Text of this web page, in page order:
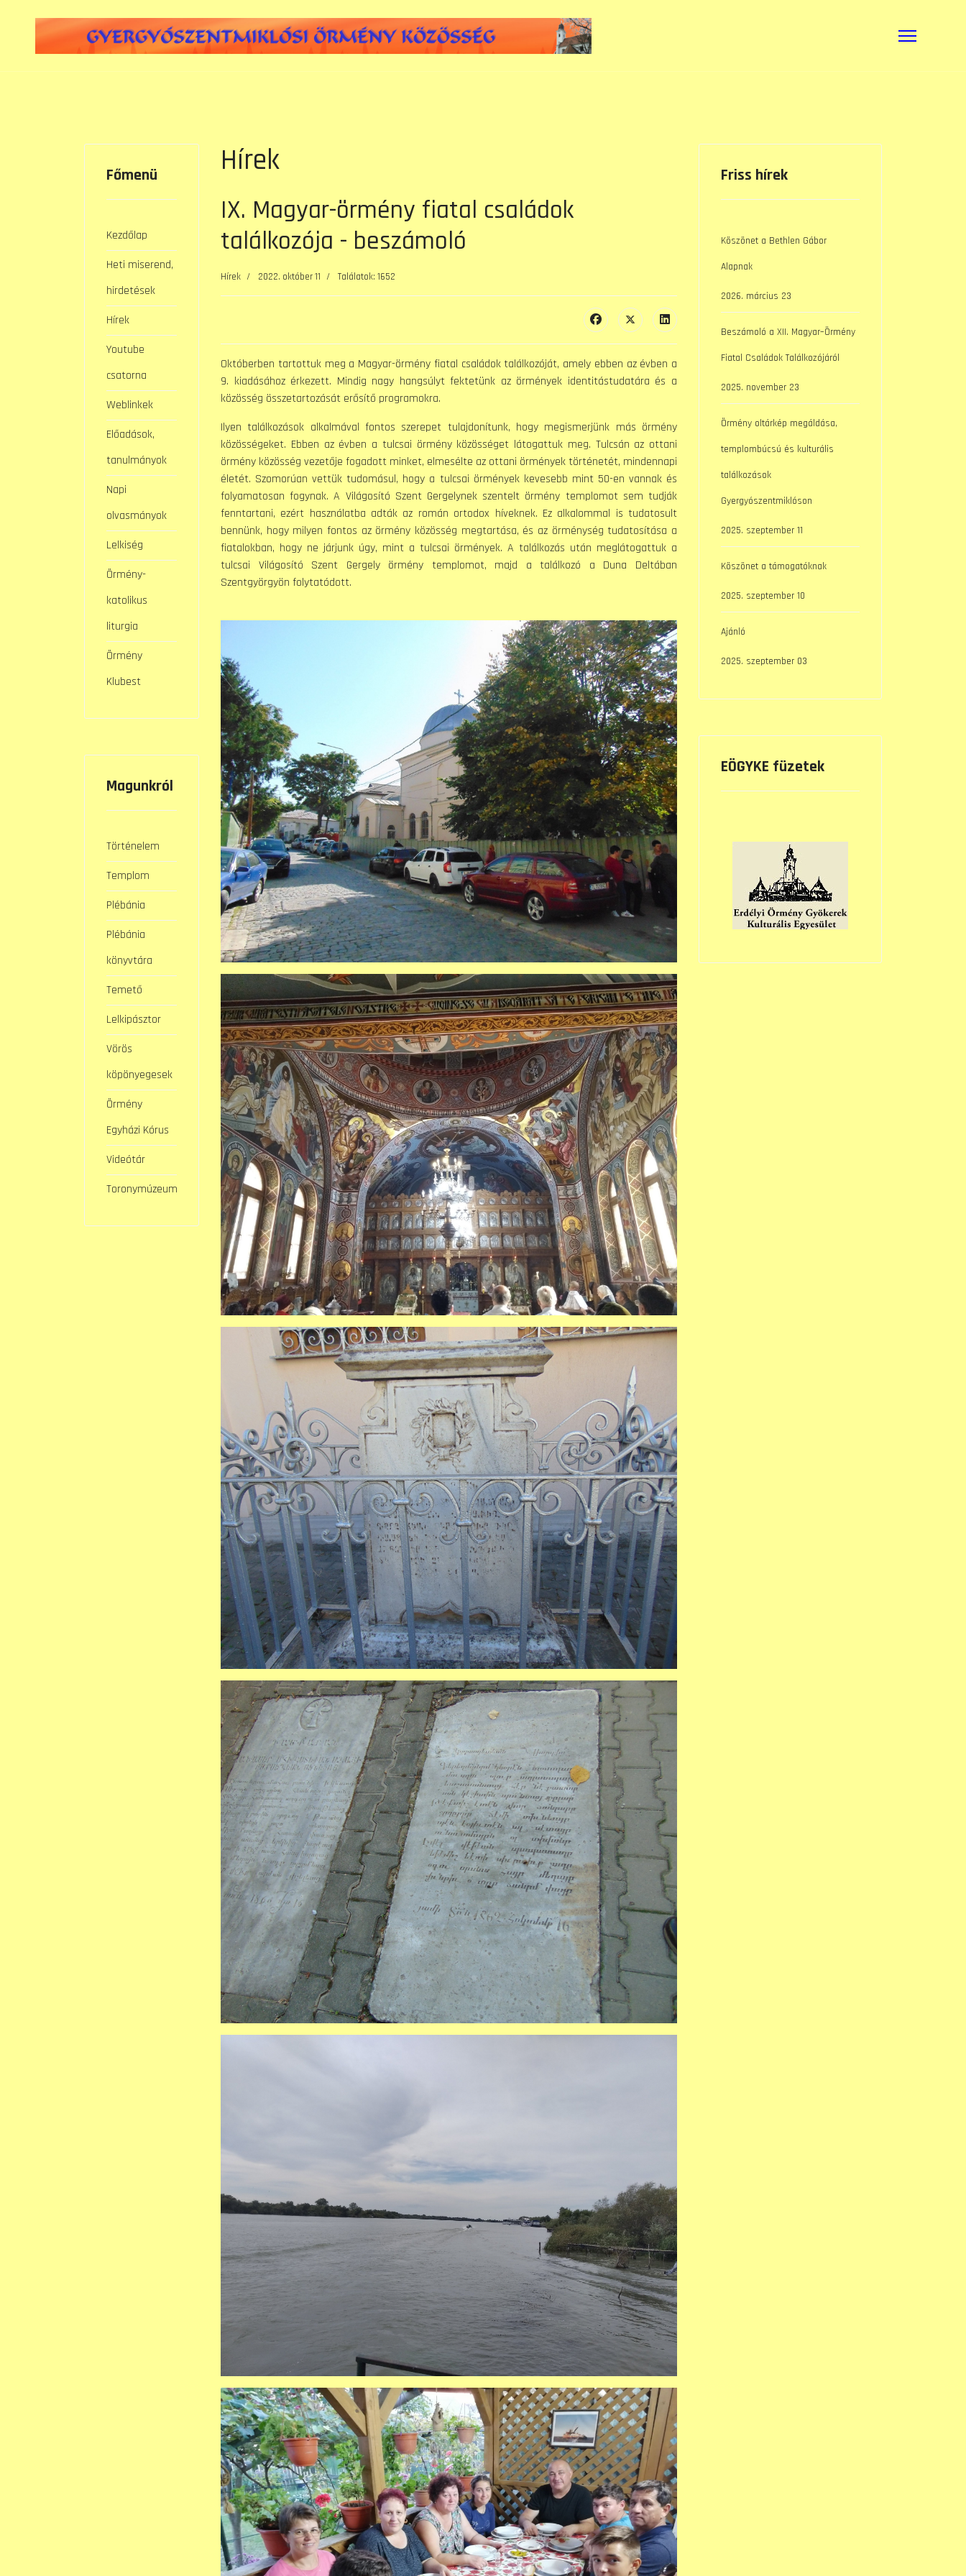
Főmenü
Kezdőlap
Heti miserend,
hirdetések
Hírek
Youtube
csatorna
Weblinkek
Előadások,
tanulmányok
Napi
olvasmányok
Lelkiség
Örmény-
katolikus
liturgia
Örmény
Klubest
Magunkról
Történelem
Templom
Plébánia
Plébánia
könyvtára
Temető
Lelkipásztor
Vörös
köpönyegesek
Örmény
Egyházi Kórus
Videótár
Toronymúzeum
Hírek
IX. Magyar-örmény fiatal családok
találkozója - beszámoló
Hírek 2022. október 11 Találatok: 1652
Októberben tartottuk meg a Magyar-örmény fiatal családok találkozóját, amely ebben az évben a
9. kiadásához érkezett. Mindig nagy hangsúlyt fektetünk az örmények identitástudatára és a
közösség összetartozását erősítő programokra.
Ilyen találkozások alkalmával fontos szerepet tulajdonítunk, hogy megismerjünk más örmény
közösségeket. Ebben az évben a tulcsai örmény közösséget látogattuk meg. Tulcsán az ottani
örmény közösség vezetője fogadott minket, elmesélte az ottani örmények történetét, mindennapi
életét. Szomorúan vettük tudomásul, hogy a tulcsai örmények kevesebb mint 50-en vannak és
folyamatosan fogynak. A Világosító Szent Gergelynek szentelt örmény templomot sem tudják
fenntartani, ezért használatba adták az román ortodox híveknek. Ez alkalommal is tudatosult
bennünk, hogy milyen fontos az örmény közösség megtartása, és az örménység tudatosítása a
fiatalokban, hogy ne járjunk úgy, mint a tulcsai örmények. A találkozás után meglátogattuk a
tulcsai Világosító Szent Gergely örmény templomot, majd a találkozó a Duna Deltában
Szentgyörgyön folytatódott.
Friss hírek
Köszönet a Bethlen Gábor
Alapnak
2026. március 23
Beszámoló a XII. Magyar–Örmény
Fiatal Családok Találkozójáról
2025. november 23
Örmény oltárkép megáldása,
templombúcsú és kulturális
találkozások
Gyergyószentmiklóson
2025. szeptember 11
Köszönet a támogatóknak
2025. szeptember 10
Ajánló
2025. szeptember 03
EÖGYKE füzetek